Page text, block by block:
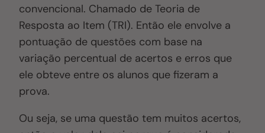
convencional. Chamado de Teoria de
Resposta ao Item (TRI). Então ele envolve a
pontuação de questões com base na
variação percentual de acertos e erros que
ele obteve entre os alunos que fizeram a
prova.
Ou seja, se uma questão tem muitos acertos,